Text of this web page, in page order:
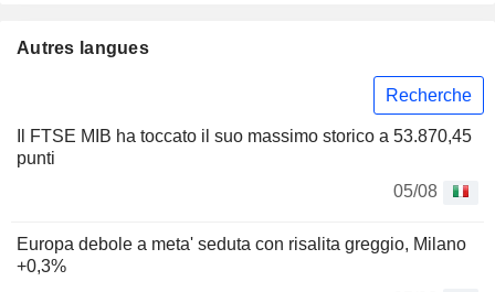
Autres langues
Recherche
Il FTSE MIB ha toccato il suo massimo storico a 53.870,45
punti
05/08
Europa debole a meta' seduta con risalita greggio, Milano
+0,3%